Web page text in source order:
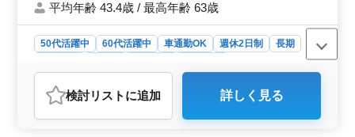
か？ ブランク有の方もご応募可！まずお問
い合わせを。
平均年齢 43.4歳 / 最高年齢 63歳
50代活躍中 60代活躍中 車通勤OK 週休2日制
長期
調理師・調理補助・スタッフ
おすすめポイント
＜キャリア活用＞ この求人は、調理経験3年以上ある方
検討リスト に追加 詳しく見る